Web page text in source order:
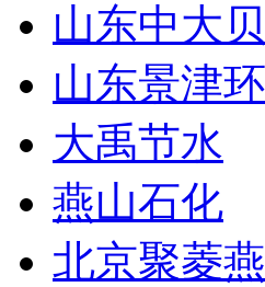
山东中大
山东景津
大禹节水
燕山石化
北京聚菱